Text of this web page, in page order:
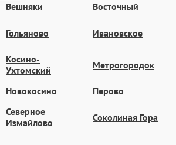
Вешняки
Восточный
Гольяново Ивановское
Косино-
Ухтомский
Метрогородок
Новокосино Перово
Северное
Измайлово
Соколиная Гора